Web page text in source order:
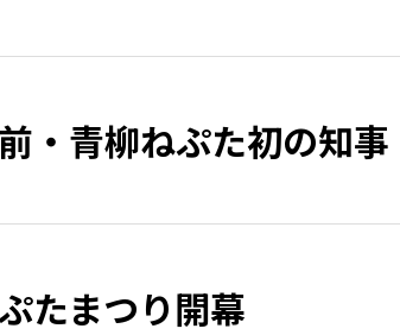
・青柳ねぷた初の知事
たまつり開幕